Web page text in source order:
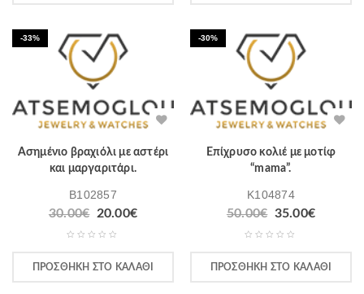
-33%
Ασημένιο βραχιόλι με αστέρι
και μαργαριτάρι.
B102857
30.00€ 20.00€
ΠΡΟΣΘΉΚΗ ΣΤΟ ΚΑΛΆΘΙ
-30%
Επίχρυσο κολιέ με μοτίφ
“mama”.
K104874
50.00€ 35.00€
ΠΡΟΣΘΉΚΗ ΣΤΟ ΚΑΛΆΘΙ